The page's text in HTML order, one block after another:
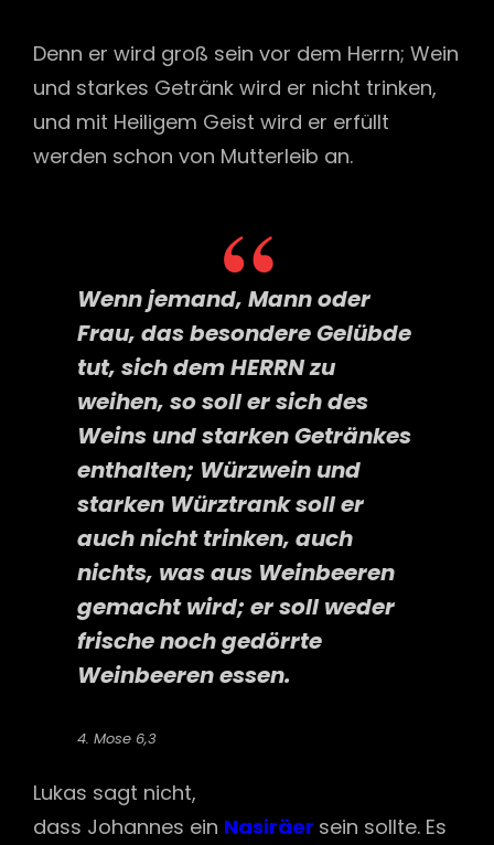
Denn er wird groß sein vor dem Herrn; Wein
und starkes Getränk wird er nicht trinken,
und mit Heiligem Geist wird er erfüllt
werden schon von Mutterleib an.
Wenn jemand, Mann oder
Frau, das besondere Gelübde
tut, sich dem HERRN zu
weihen, so soll er sich des
Weins und starken Getränkes
enthalten; Würzwein und
starken Würztrank soll er
auch nicht trinken, auch
nichts, was aus Weinbeeren
gemacht wird; er soll weder
frische noch gedörrte
Weinbeeren essen.
4. Mose 6,3
Lukas sagt nicht,
dass Johannes ein Nasiräer sein sollte. Es